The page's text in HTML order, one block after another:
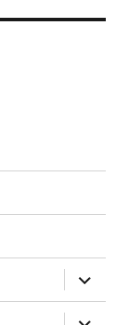
anzeigen